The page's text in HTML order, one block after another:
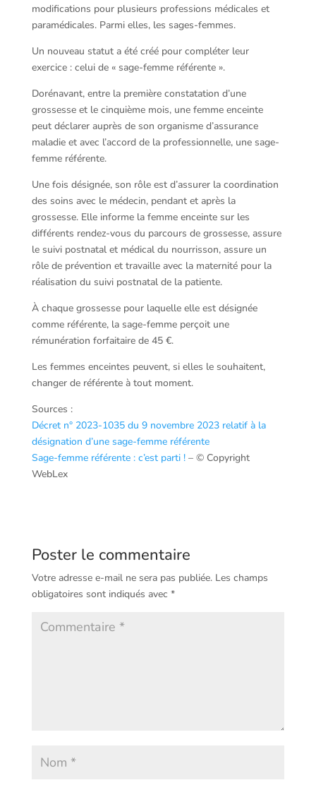
modifications pour plusieurs professions médicales et
paramédicales. Parmi elles, les sages-femmes.
Un nouveau statut a été créé pour compléter leur
exercice : celui de « sage-femme référente ».
Dorénavant, entre la première constatation d’une
grossesse et le cinquième mois, une femme enceinte
peut déclarer auprès de son organisme d’assurance
maladie et avec l’accord de la professionnelle, une sage-
femme référente.
Une fois désignée, son rôle est d’assurer la coordination
des soins avec le médecin, pendant et après la
grossesse. Elle informe la femme enceinte sur les
différents rendez-vous du parcours de grossesse, assure
le suivi postnatal et médical du nourrisson, assure un
rôle de prévention et travaille avec la maternité pour la
réalisation du suivi postnatal de la patiente.
À chaque grossesse pour laquelle elle est désignée
comme référente, la sage-femme perçoit une
rémunération forfaitaire de 45 €.
Les femmes enceintes peuvent, si elles le souhaitent,
changer de référente à tout moment.
Sources :
Décret n° 2023-1035 du 9 novembre 2023 relatif à la
désignation d’une sage-femme référente
Sage-femme référente : c’est parti !– © Copyright
WebLex
Poster le commentaire
Votre adresse e-mail ne sera pas publiée. Les champs
obligatoires sont indiqués avec *